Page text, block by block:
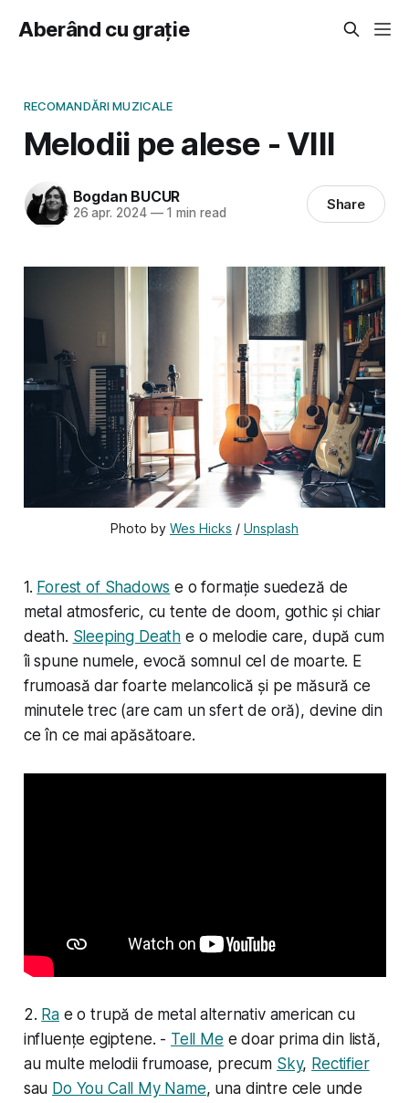
Aberând cu grație
RECOMANDĂRI MUZICALE
Melodii pe alese - VIII
Bogdan BUCUR
26 apr. 2024 —1 min read Share
Photo by Wes Hicks / Unsplash
1. Forest of Shadows e o formație suedeză de
metal atmosferic, cu tente de doom, gothic și chiar
death. Sleeping Death e o melodie care, după cum
îi spune numele, evocă somnul cel de moarte. E
frumoasă dar foarte melancolică și pe măsură ce
minutele trec (are cam un sfert de oră), devine din
ce în ce mai apăsătoare.
2. Rae o trupă de metal alternativ american cu
influențe egiptene. - Tell Me e doar prima din listă,
au multe melodii frumoase, precum Sky, Rectifier
sau Do You Call My Name, una dintre cele unde